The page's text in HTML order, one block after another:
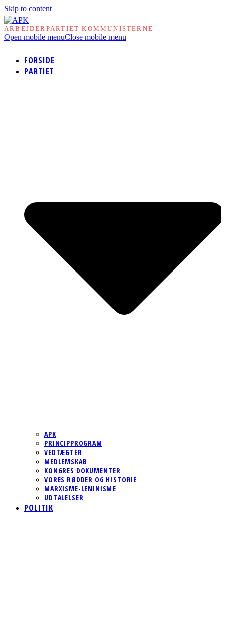
Skip to content
ARBEJDERPARTIET KOMMUNISTERNE
Open mobile menuClose mobile menu
FORSIDE
PARTIET
APK
PRINCIPPROGRAM
VEDTÆGTER
MEDLEMSKAB
KONGRES DOKUMENTER
VORES RØDDER OG HISTORIE
MARXISME-LENINISME
UDTALELSER
POLITIK